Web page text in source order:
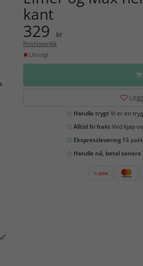
kant
329 kr
Prishistorikk
Utsolgt
Handle trygtVi er en
Alltid fri fraktVed kjøp
EkspressleveringFå
Handle nå, betal senere